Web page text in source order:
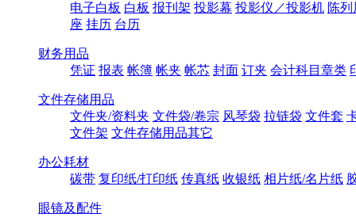
电子白板 白板 报刊架 投影幕 投影仪／投影机 陈
座 挂历 台历
财务用品
凭证 报表 帐簿 帐夹 帐芯 封面 订夹 会计科目章类
文件存储用品
文件夹/资料夹 文件袋/卷宗 风琴袋 拉链袋 文件套
文件架 文件存储用品其它
办公耗材
碳带 复印纸/打印纸 传真纸 收银纸 相片纸/名片纸
眼镜及配件